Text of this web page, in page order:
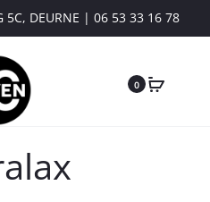
5C, DEURNE | 06 53 33 16 78
0